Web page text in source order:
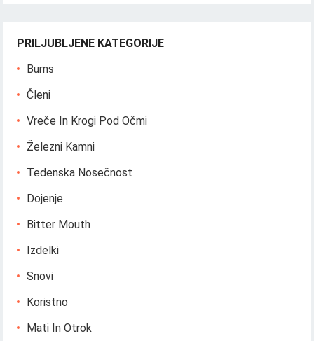
PRILJUBLJENE KATEGORIJE
Burns
Členi
Vreče In Krogi Pod Očmi
Železni Kamni
Tedenska Nosečnost
Dojenje
Bitter Mouth
Izdelki
Snovi
Koristno
Mati In Otrok